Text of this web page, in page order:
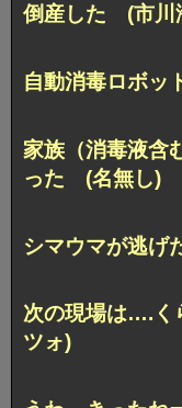
倒産した (市川
自動消毒ロボ
家族（消毒液含
った (名無し)
シマウマが逃
次の現場は….く
ツォ)